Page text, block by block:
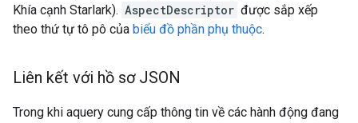
Khía cạnh Starlark). AspectDescriptor được sắp xếp
theo thứ tự tô pô của biểu đồ phần phụ thuộc.
Liên kết với hồ sơ JSON
Trong khi aquery cung cấp thông tin về các hành động đang